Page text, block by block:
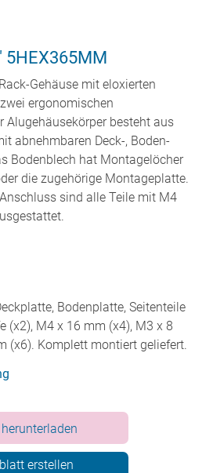
5HEX365MM
Gehäuse mit eloxierten
ergonomischen
Alugehäusekörper besteht aus
abnehmbaren Deck-, Boden-
Bodenblech hat Montagelöcher
die zugehörige Montageplatte.
sind alle Teile mit M4
Bodenplatte, Seitenteile
(x2), M4 x 16 mm (x4), M3 x 8
(x6). Komplett montiert geliefert.
erstellen